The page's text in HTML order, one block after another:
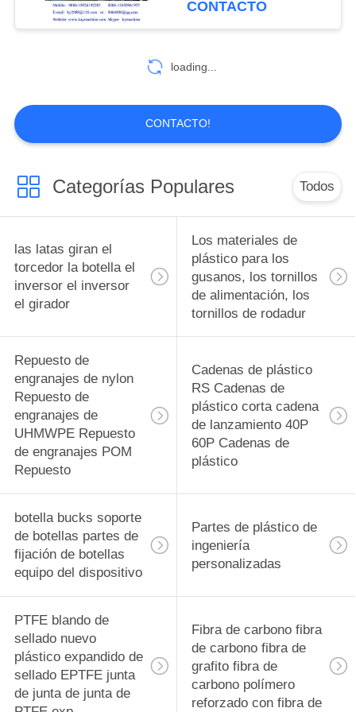
polímero reforzado
con fibra de
Diseño de moldes
piezas de piezas de
accesorios
10
Pistones bujes de
rodamiento
Ingeniería Plásticos
pistones bujes de
rodamiento
6
PVDF Material de
precisión
Componentes
mecanizados CNC
29
Tecapeek CNC
PEEK Partes
mecanizadas,
componentes
mecanizados PEEK
CONTACTO
loading...
CONTACTO!
Categorías Populares Todos
las latas giran el
torcedor la botella el
inversor el inversor
el girador
Los materiales de
plástico para los
gusanos, los tornillos
de alimentación, los
tornillos de rodadur
Repuesto de
engranajes de nylon
Repuesto de
engranajes de
UHMWPE Repuesto
de engranajes POM
Repuesto
Cadenas de plástico
RS Cadenas de
plástico corta cadena
de lanzamiento 40P
60P Cadenas de
plástico
botella bucks soporte
de botellas partes de
fijación de botellas
equipo del dispositivo
Partes de plástico de
ingeniería
personalizadas
PTFE blando de
sellado nuevo
plástico expandido de
sellado EPTFE junta
de junta de junta de
Fibra de carbono fibra
de carbono fibra de
grafito fibra de
carbono polímero
reforzado con fibra de